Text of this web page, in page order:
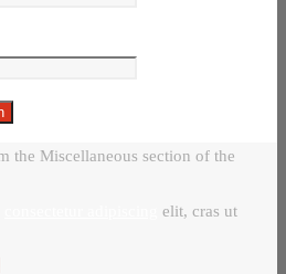
the Miscellaneous section of the
elit, cras ut